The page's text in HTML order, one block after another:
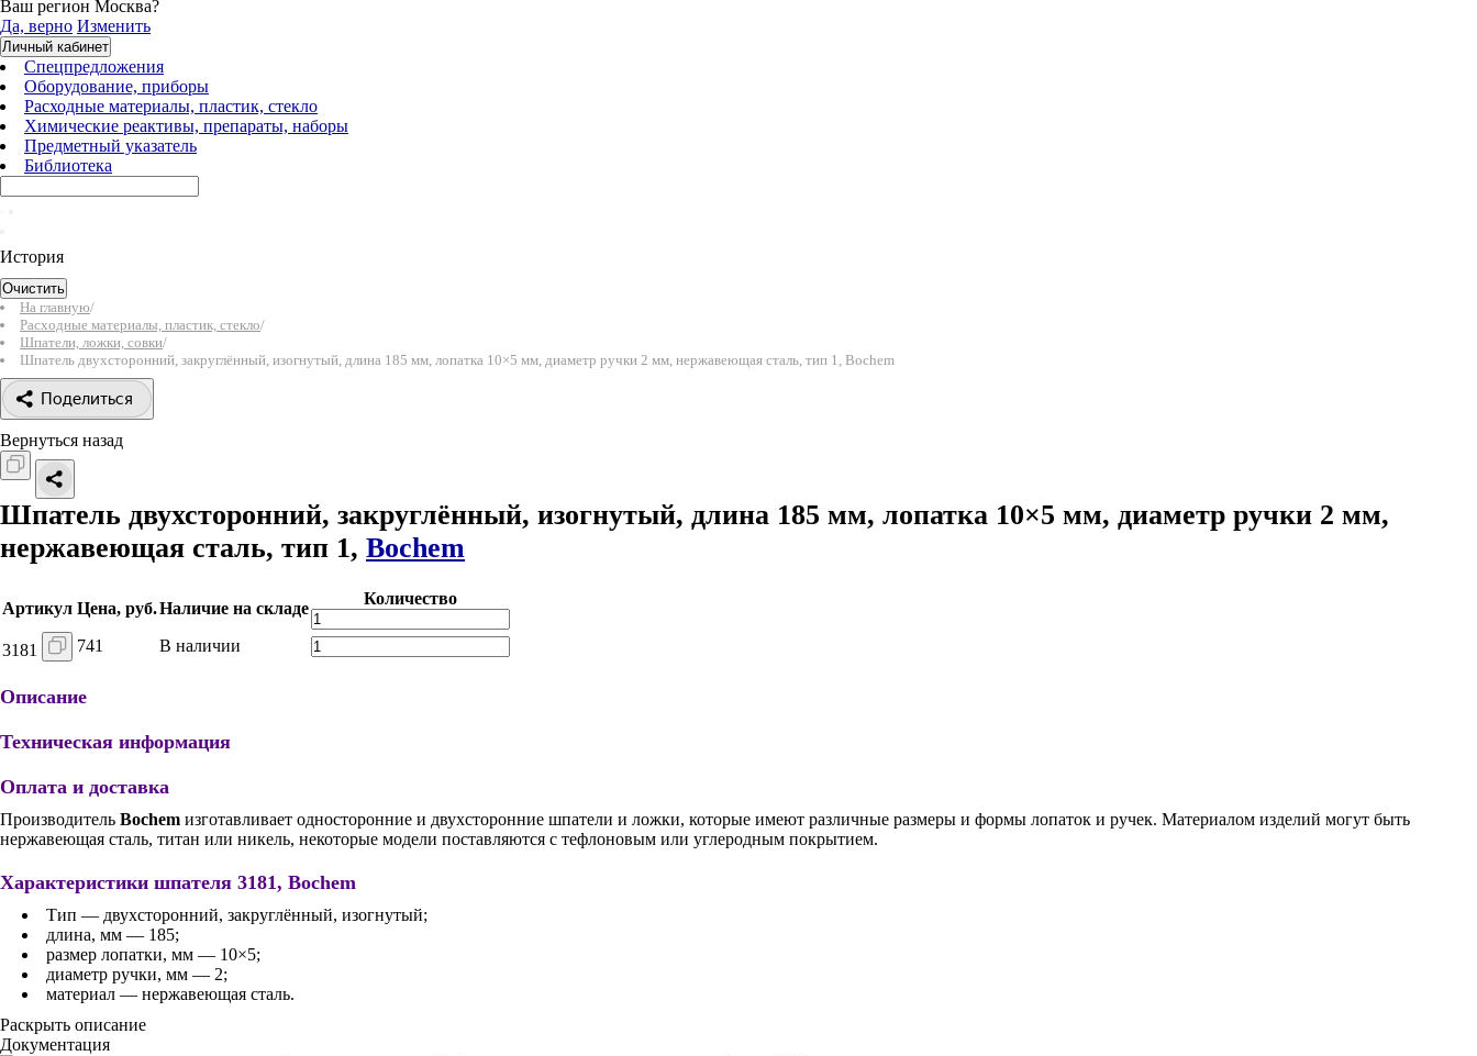
Ваш регион Москва?
Да, верно Изменить
Личный кабинет
Спецпредложения
Оборудование, приборы
Расходные материалы, пластик, стекло
Химические реактивы, препараты, наборы
Предметный указатель
Библиотека
История
Очистить
На главную/
Расходные материалы, пластик, стекло/
Шпатели, ложки, совки/
Шпатель двухсторонний, закруглённый, изогнутый, длина 185 мм, лопатка 10×5 мм, диаметр ручки 2 мм, нержавеющая сталь, тип 1, Bochem
Поделиться
Вернуться назад
Шпатель двухсторонний, закруглённый, изогнутый, длина 185 мм, лопатка 10×5 мм, диаметр ручки 2 мм,
нержавеющая сталь, тип 1, Bochem
Артикул Цена, руб.Наличие на складе
Количество
3181 741 В наличии
Описание
Техническая информация
Оплата и доставка
Производитель Bochem изготавливает односторонние и двухсторонние шпатели и ложки, которые имеют различные размеры и формы лопаток и ручек. Материалом изделий могут быть
нержавеющая сталь, титан или никель, некоторые модели поставляются с тефлоновым или углеродным покрытием.
Характеристики шпателя 3181, Bochem
Тип — двухсторонний, закруглённый, изогнутый;
длина, мм — 185;
размер лопатки, мм — 10×5;
диаметр ручки, мм — 2;
материал — нержавеющая сталь.
Раскрыть описание
Документация